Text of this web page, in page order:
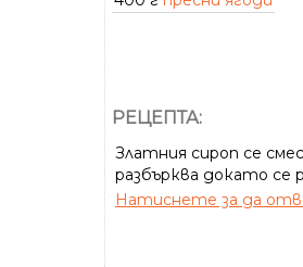
РЕЦЕПТА:
Златния сироп се
разбърква докато се
Натиснете за да